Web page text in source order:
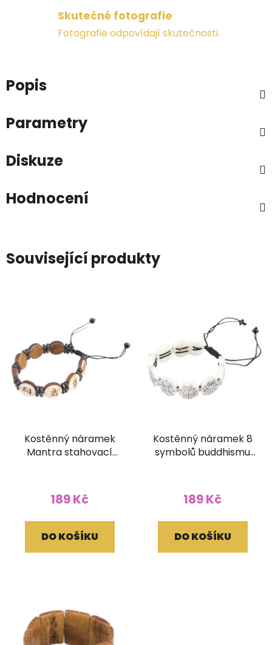
Skutečné fotografie
Fotografie odpovídají skutečnosti.
Popis
Parametry
Diskuze
Hodnocení
Související produkty
Kostěnný náramek
Mantra stahovací
189 Kč
DO KOŠÍKU
Kostěnný náramek 8
symbolů buddhismu
189 Kč
DO KOŠÍKU